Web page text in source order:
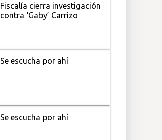
Fiscalía cierra investigación
contra ‘Gaby’ Carrizo
Se escucha por ahí
Se escucha por ahí